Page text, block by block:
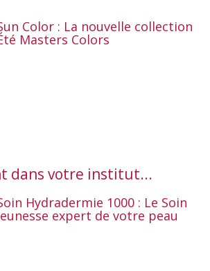
Color : La nouvelle collection
Masters Colors
dans votre institut...
Hydradermie 1000 : Le Soin
expert de votre peau